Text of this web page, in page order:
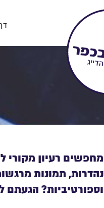
מחפשים רעיון מקורי
נהדרות, תמונות
וספורטיביות? הגעתם